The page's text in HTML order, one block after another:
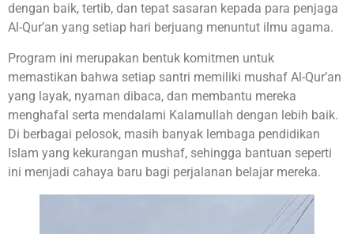
dengan baik, tertib, dan tepat sasaran kepada para penjaga
Al-Qur’an yang setiap hari berjuang menuntut ilmu agama.
Program ini merupakan bentuk komitmen untuk
memastikan bahwa setiap santri memiliki mushaf Al-Qur’an
yang layak, nyaman dibaca, dan membantu mereka
menghafal serta mendalami Kalamullah dengan lebih baik.
Di berbagai pelosok, masih banyak lembaga pendidikan
Islam yang kekurangan mushaf, sehingga bantuan seperti
ini menjadi cahaya baru bagi perjalanan belajar mereka.